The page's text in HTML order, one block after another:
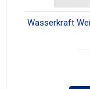
Wasserkraft